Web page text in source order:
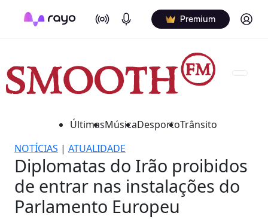
On Air Podcasts Premium Log in
ÚltimasMúsicaDesportoTrânsito
NOTÍCIAS | ATUALIDADE
Diplomatas do Irão proibidos
de entrar nas instalações do
Parlamento Europeu